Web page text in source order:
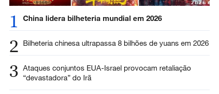
1 China lidera bilheteria mundial em 2026
2 Bilheteria chinesa ultrapassa 8 bilhões de yuans em 2026
3 Ataques conjuntos EUA-Israel provocam retaliação
“devastadora” do Irã